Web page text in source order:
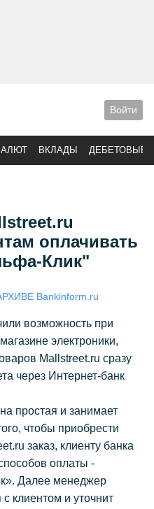
Войти
ВКЛАДЫ ДЕБЕТОВЫЕ
оплачивать
Клик"
Bankinform.ru
возможность при
электроники,
Mallstreet.ru сразу
через Интернет-банк
простая и занимает
чтобы приобрести
заказ, клиенту банка
оплаты -
Далее менеджер
клиентом и уточнит